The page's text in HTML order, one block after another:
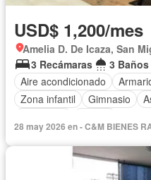
USD$ 1,200/mes
Amelia D. De Icaza, San
3 Recámaras
3 Baños
Aire acondicionado
Zona infantil
Gimnasio
28 may 2026 en - C&M BIENES